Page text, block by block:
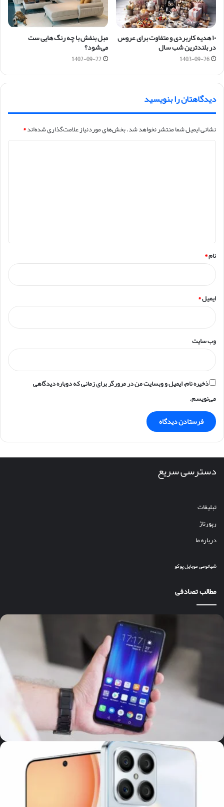
۱۰ هدیه کاربردی و متفاوت برای عروس
در بلندترین شب سال
1403-09-26
مبل بنفش با چه رنگ هایی ست
می‌شود؟
1402-09-22
دیدگاهتان را بنویسید
نشانی ایمیل شما منتشر نخواهد شد.بخش‌های موردنیاز علامت‌گذاری شده‌اند*
نام*
ایمیل*
وب‌ سایت
ذخیره نام، ایمیل و وبسایت من در مرورگر برای زمانی که دوباره دیدگاهی
می‌نویسم.
دسترسی سریع
تبلیغات
رپورتاژ
درباره ما
شیائومیموبایلپوکو
مطالب تصادفی